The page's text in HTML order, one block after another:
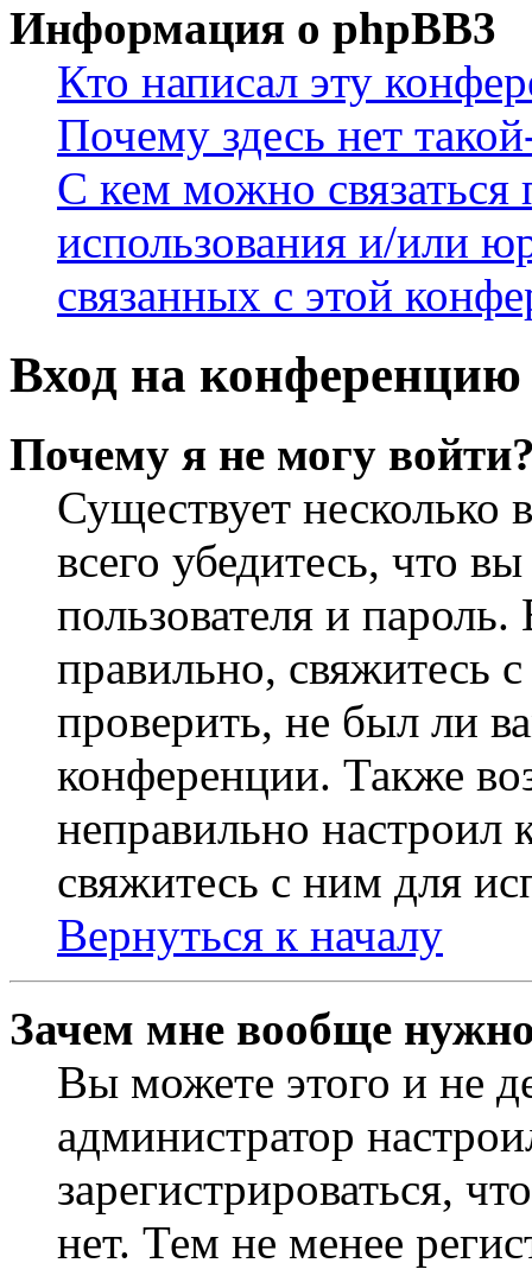
Информация о phpBB3
Кто написал эту
Почему здесь нет
С кем можно связаться
использования и/или
связанных с этой
Вход на конференцию
Почему я не могу
Существует
всего убедитесь, что
пользователя и
правильно, свяжитесь
проверить, не был ли
конференции. Также
неправильно
свяжитесь с ним для
Вернуться к началу
Зачем мне вообще
Вы можете этого и не
администратор
зарегистрироваться,
нет. Тем не менее